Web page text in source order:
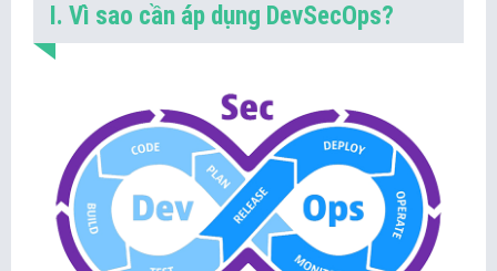
I. Vì sao cần áp dụng DevSecOps?